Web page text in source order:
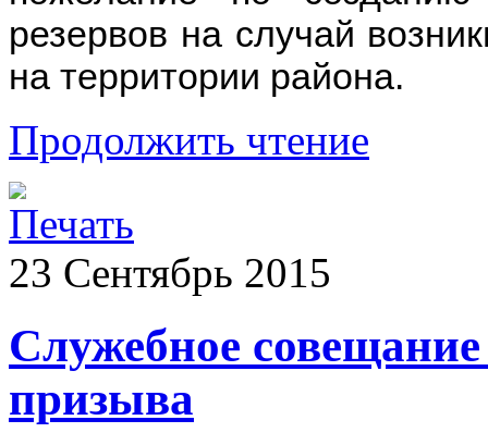
резервов на случай
на территории района.
Продолжить чтение
23 Сентябрь 2015
Служебное
призыва